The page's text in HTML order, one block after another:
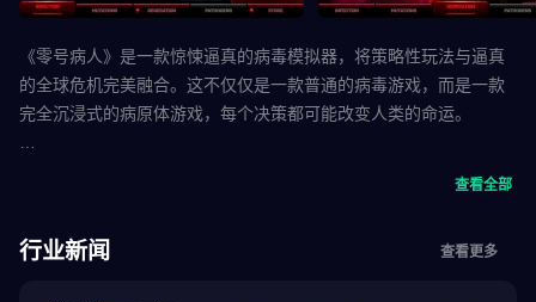
《零号病人》是一款惊悚逼真的病毒模拟器，将策略性玩法与逼真
的全球危机完美融合。这不仅仅是一款普通的病毒游戏，而是一款
完全沉浸式的病原体游戏，每个决策都可能改变人类的命运。
查看全部
行业新闻 查看更多